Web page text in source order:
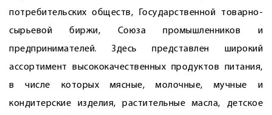
потребительских обществ, Государственной товарно-
сырьевой биржи, Союза промышленников и
предпринимателей. Здесь представлен широкий
ассортимент высококачественных продуктов питания,
в числе которых мясные, молочные, мучные и
кондитерские изделия, растительные масла, детское